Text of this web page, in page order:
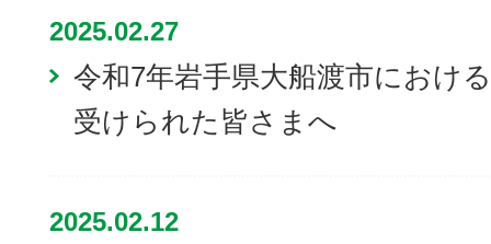
2025.02.27
令和7年岩手県大船渡市におけ
受けられた皆さまへ
2025.02.12